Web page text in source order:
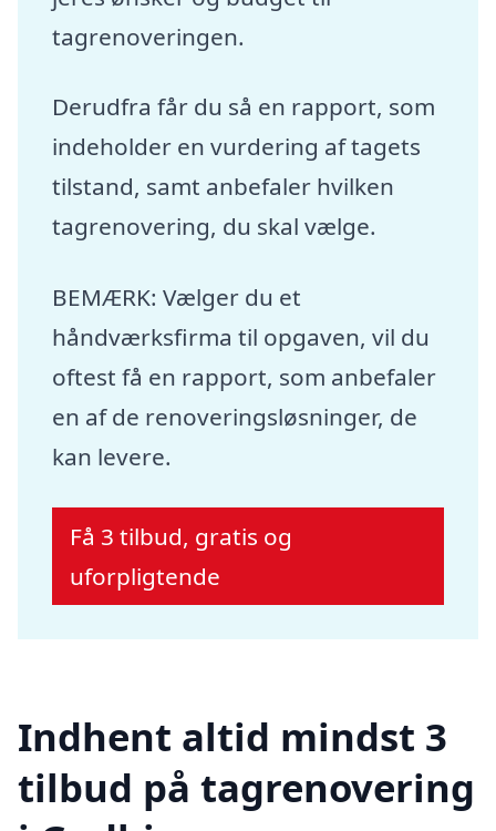
tagrenoveringen.
Derudfra får du så en rapport, som
indeholder en vurdering af tagets
tilstand, samt anbefaler hvilken
tagrenovering, du skal vælge.
BEMÆRK: Vælger du et
håndværksfirma til opgaven, vil du
oftest få en rapport, som anbefaler
en af de renoveringsløsninger, de
kan levere.
Få 3 tilbud, gratis og
uforpligtende
Indhent altid mindst 3
tilbud på tagrenovering